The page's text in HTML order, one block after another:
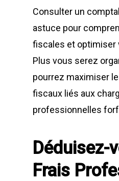
Consulter un
astuce pour
fiscales et optimiser
Plus vous serez
pourrez maximiser
fiscaux liés aux
professionnelles
Déduisez-
Frais